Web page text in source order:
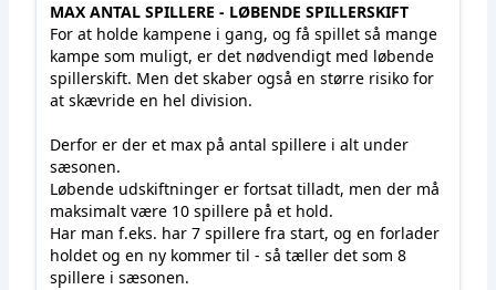
MAX ANTAL SPILLERE - LØBENDE SPILLERSKIFT
For at holde kampene i gang, og få spillet så mange
kampe som muligt, er det nødvendigt med løbende
spillerskift. Men det skaber også en større risiko for
at skævride en hel division.
Derfor er der et max på antal spillere i alt under
sæsonen.
Løbende udskiftninger er fortsat tilladt, men der må
maksimalt være 10 spillere på et hold.
Har man f.eks. har 7 spillere fra start, og en forlader
holdet og en ny kommer til - så tæller det som 8
spillere i sæsonen.